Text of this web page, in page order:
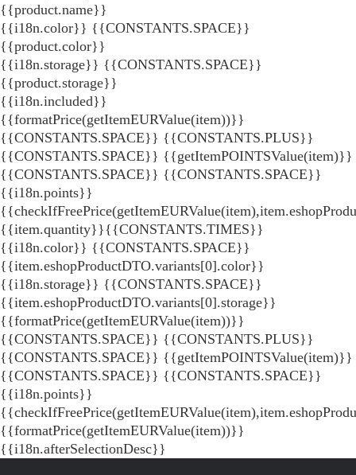
{{product.name}}
{{i18n.color}} {{CONSTANTS.SPACE}}
{{product.color}}
{{i18n.storage}} {{CONSTANTS.SPACE}}
{{product.storage}}
{{i18n.included}}
{{formatPrice(getItemEURValue(item))}}
{{CONSTANTS.SPACE}} {{CONSTANTS.PLUS}}
{{CONSTANTS.SPACE}} {{getItemPOINTSValue(item)}}
{{CONSTANTS.SPACE}} {{CONSTANTS.SPACE}}
{{i18n.points}}
{{item.quantity}}{{CONSTANTS.TIMES}}
{{i18n.color}} {{CONSTANTS.SPACE}}
{{item.eshopProductDTO.variants[0].color}}
{{i18n.storage}} {{CONSTANTS.SPACE}}
{{item.eshopProductDTO.variants[0].storage}}
{{formatPrice(getItemEURValue(item))}}
{{CONSTANTS.SPACE}} {{CONSTANTS.PLUS}}
{{CONSTANTS.SPACE}} {{getItemPOINTSValue(item)}}
{{CONSTANTS.SPACE}} {{CONSTANTS.SPACE}}
{{i18n.points}}
{{formatPrice(getItemEURValue(item))}}
{{i18n.afterSelectionDesc}}